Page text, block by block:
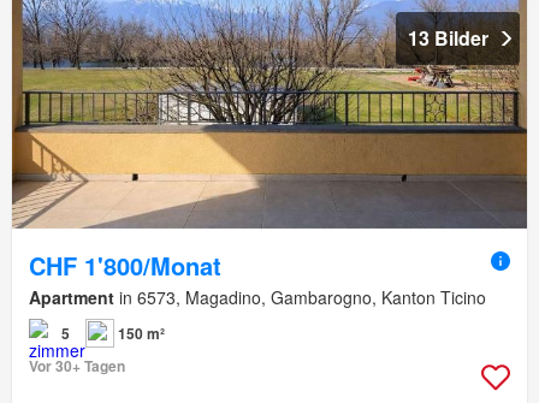
13 Bilder
CHF 1'800/Monat
Apartment in 6573, Magadino, Gambarogno, Kanton Ticino
5
150 m²
Vor 30+ Tagen